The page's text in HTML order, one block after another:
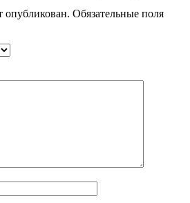
опубликован. Обязательные поля